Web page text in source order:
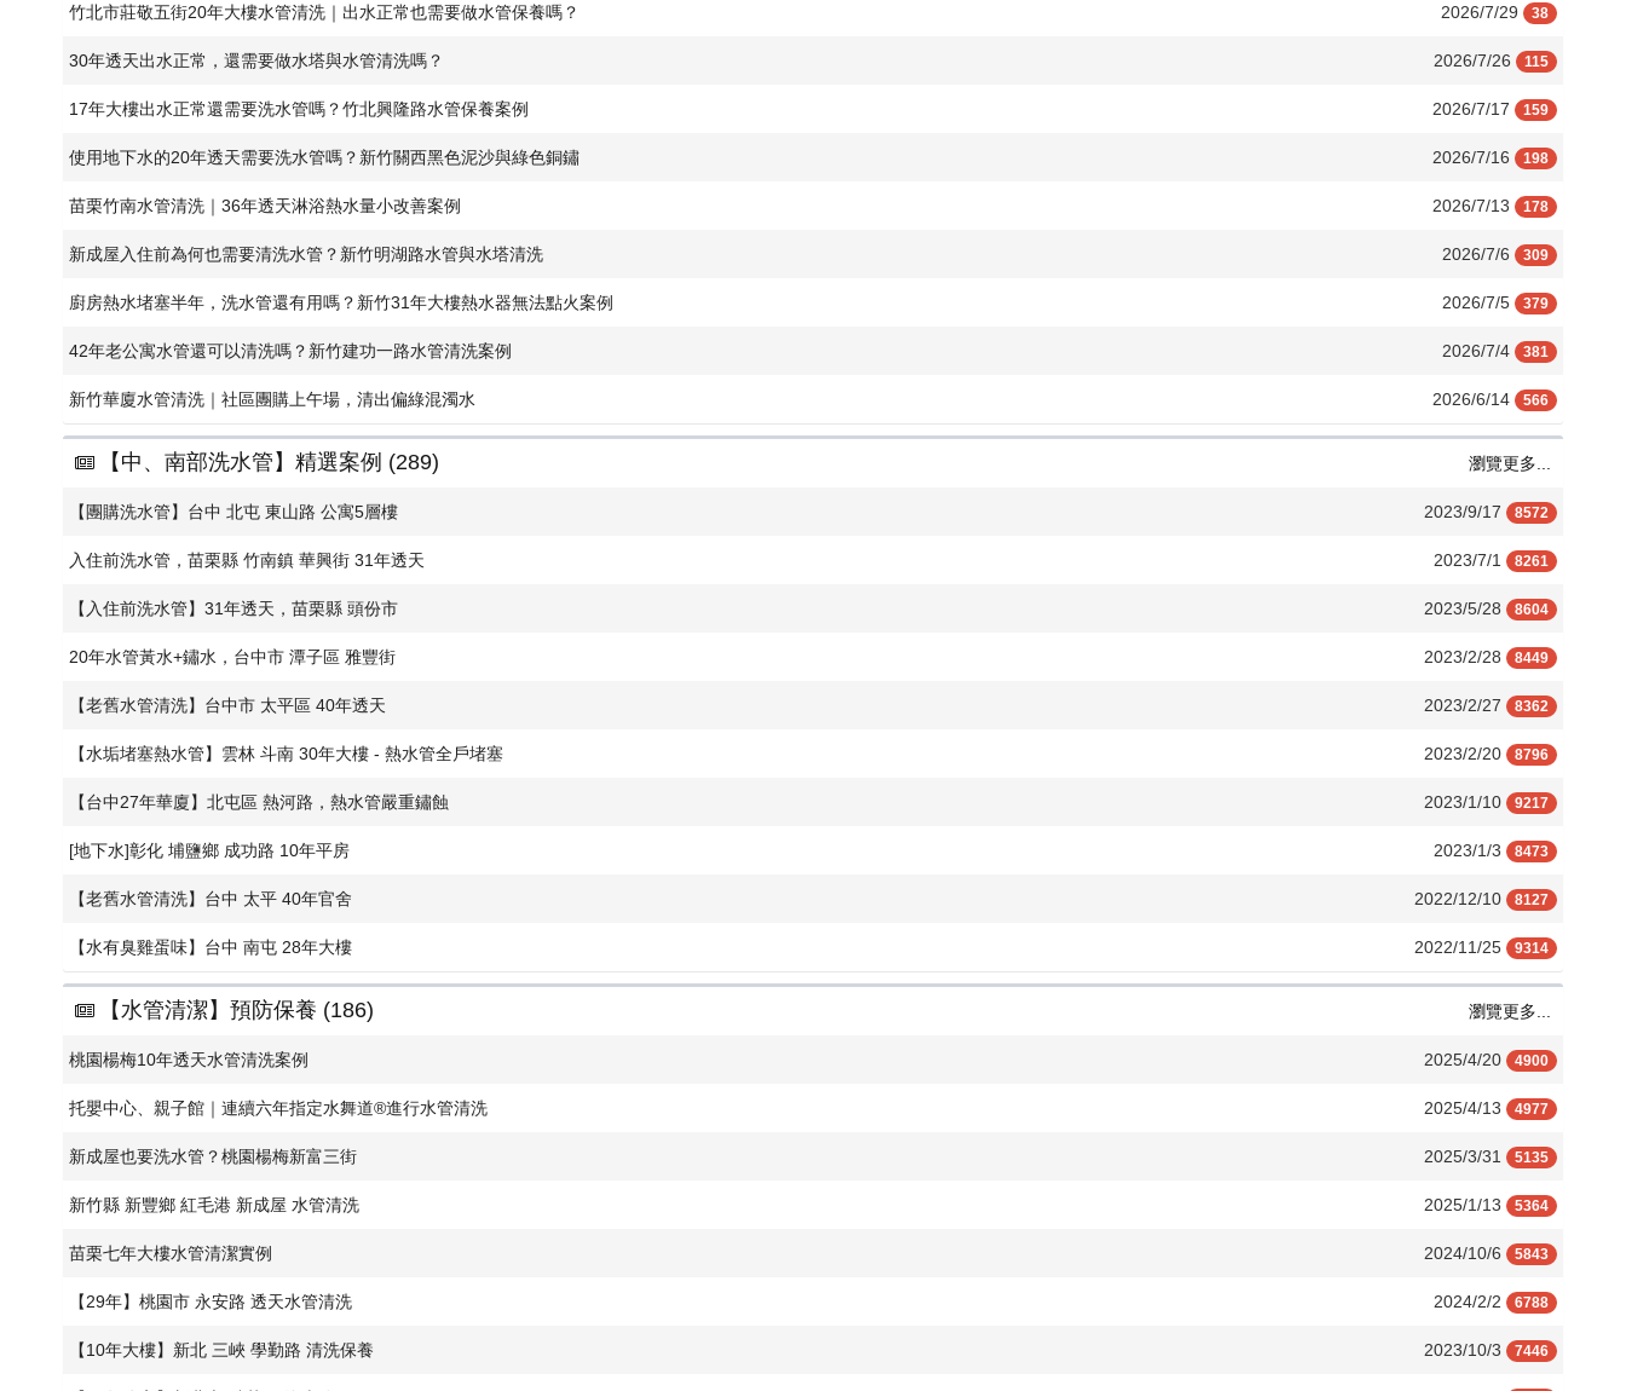
竹北市莊敬五街20年大樓水管清洗｜出水正常也需要做水管保養嗎？ 2026/7/29 38
30年透天出水正常，還需要做水塔與水管清洗嗎？ 2026/7/26 115
17年大樓出水正常還需要洗水管嗎？竹北興隆路水管保養案例 2026/7/17 159
使用地下水的20年透天需要洗水管嗎？新竹關西黑色泥沙與綠色銅鏽 2026/7/16 198
苗栗竹南水管清洗｜36年透天淋浴熱水量小改善案例 2026/7/13 178
新成屋入住前為何也需要清洗水管？新竹明湖路水管與水塔清洗 2026/7/6 309
廚房熱水堵塞半年，洗水管還有用嗎？新竹31年大樓熱水器無法點火案例 2026/7/5 379
42年老公寓水管還可以清洗嗎？新竹建功一路水管清洗案例 2026/7/4 381
新竹華廈水管清洗｜社區團購上午場，清出偏綠混濁水 2026/6/14 566
【中、南部洗水管】精選案例 (289) 瀏覽更多...
【團購洗水管】台中 北屯 東山路 公寓5層樓 2023/9/17 8572
入住前洗水管，苗栗縣 竹南鎮 華興街 31年透天 2023/7/1 8261
【入住前洗水管】31年透天，苗栗縣 頭份市 2023/5/28 8604
20年水管黃水+鏽水，台中市 潭子區 雅豐街 2023/2/28 8449
【老舊水管清洗】台中市 太平區 40年透天 2023/2/27 8362
【水垢堵塞熱水管】雲林 斗南 30年大樓 - 熱水管全戶堵塞 2023/2/20 8796
【台中27年華廈】北屯區 熱河路，熱水管嚴重鏽蝕 2023/1/10 9217
[地下水]彰化 埔鹽鄉 成功路 10年平房 2023/1/3 8473
【老舊水管清洗】台中 太平 40年官舍 2022/12/10 8127
【水有臭雞蛋味】台中 南屯 28年大樓 2022/11/25 9314
【水管清潔】預防保養 (186) 瀏覽更多...
桃園楊梅10年透天水管清洗案例 2025/4/20 4900
托嬰中心、親子館｜連續六年指定水舞道®️進行水管清洗 2025/4/13 4977
新成屋也要洗水管？桃園楊梅新富三街 2025/3/31 5135
新竹縣 新豐鄉 紅毛港 新成屋 水管清洗 2025/1/13 5364
苗栗七年大樓水管清潔實例 2024/10/6 5843
【29年】桃園市 永安路 透天水管清洗 2024/2/2 6788
【10年大樓】新北 三峽 學勤路 清洗保養 2023/10/3 7446